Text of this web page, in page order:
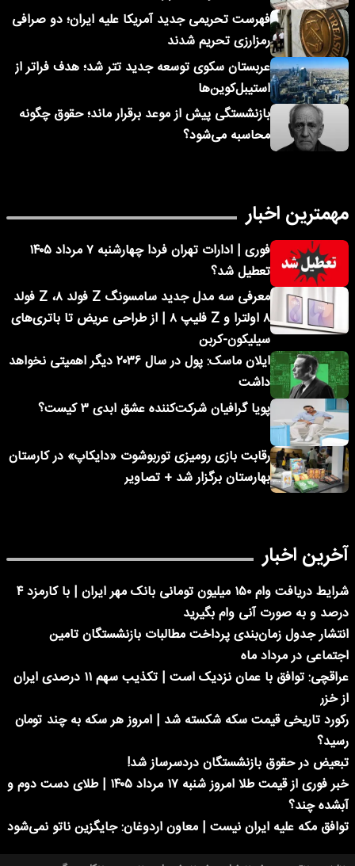
فهرست تحریمی جدید آمریکا علیه ایران؛ دو صرافی
رمزارزی تحریم شدند
عربستان سکوی توسعه جدید تتر شد؛ هدف فراتر از
استیبل‌کوین‌ها
بازنشستگی پیش از موعد برقرار ماند؛ حقوق چگونه
محاسبه می‌شود؟
مهمترین اخبار
فوری | ادارات تهران فردا چهارشنبه ۷ مرداد ۱۴۰۵
تعطیل شد؟
معرفی سه مدل جدید سامسونگ Z فولد ۸، Z فولد
۸ اولترا و Z فلیپ ۸ | از طراحی عریض تا باتری‌های
سیلیکون-کربن
ایلان ماسک: پول در سال ۲۰۳۶ دیگر اهمیتی نخواهد
داشت
پویا گرافیان شرکت‌کننده عشق ابدی ۳ کیست؟
رقابت بازی رومیزی توربوشوت «دایکاپ» در کارستان
بهارستان برگزار شد + تصاویر
آخرین اخبار
شرایط دریافت وام ۱۵۰ میلیون تومانی بانک مهر ایران | با کارمزد ۴
درصد و به صورت آنی وام بگیرید
انتشار جدول زمان‌بندی پرداخت مطالبات بازنشستگان تامین
اجتماعی در مرداد ماه
عراقچی: توافق با عمان نزدیک است | تکذیب سهم ۱۱ درصدی ایران
از خزر
رکورد تاریخی قیمت سکه شکسته شد | امروز هر سکه به چند تومان
رسید؟
تبعیض در حقوق بازنشستگان دردسرساز شد!
خبر فوری از قیمت طلا امروز شنبه ۱۷ مرداد ۱۴۰۵ | طلای دست دوم و
آبشده چند؟
توافق مکه علیه ایران نیست | معاون اردوغان: جایگزین ناتو نمی‌شود